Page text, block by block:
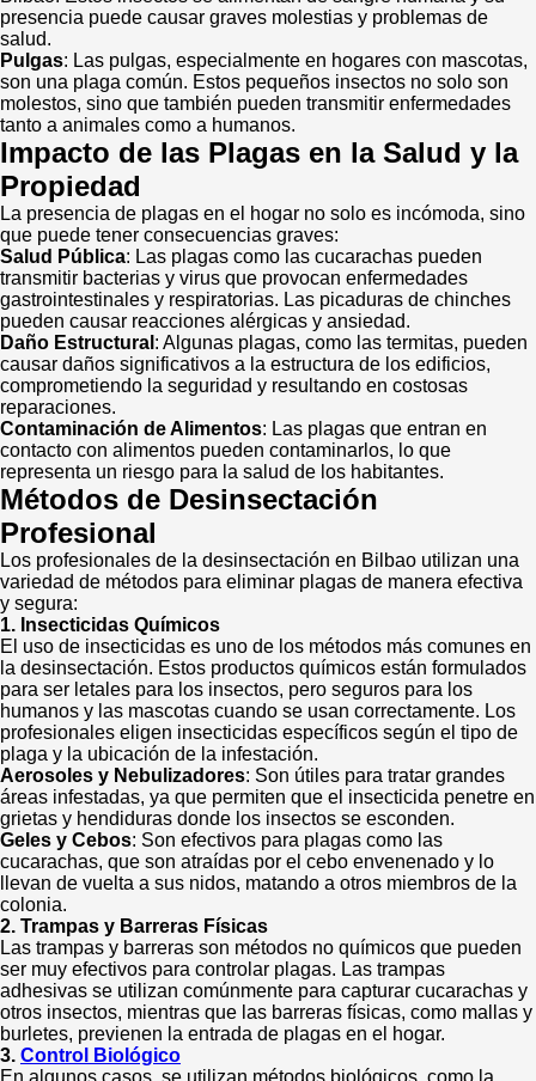
presencia puede causar graves molestias y problemas de
salud.
Pulgas: Las pulgas, especialmente en hogares con mascotas,
son una plaga común. Estos pequeños insectos no solo son
molestos, sino que también pueden transmitir enfermedades
tanto a animales como a humanos.
Impacto de las Plagas en la Salud y la
Propiedad
La presencia de plagas en el hogar no solo es incómoda, sino
que puede tener consecuencias graves:
Salud Pública: Las plagas como las cucarachas pueden
transmitir bacterias y virus que provocan enfermedades
gastrointestinales y respiratorias. Las picaduras de chinches
pueden causar reacciones alérgicas y ansiedad.
Daño Estructural : Algunas plagas, como las termitas, pueden
causar daños significativos a la estructura de los edificios,
comprometiendo la seguridad y resultando en costosas
reparaciones.
Contaminación de Alimentos: Las plagas que entran en
contacto con alimentos pueden contaminarlos, lo que
representa un riesgo para la salud de los habitantes.
Métodos de Desinsectación
Profesional
Los profesionales de la desinsectación en Bilbao utilizan una
variedad de métodos para eliminar plagas de manera efectiva
y segura:
1. Insecticidas Químicos
El uso de insecticidas es uno de los métodos más comunes en
la desinsectación. Estos productos químicos están formulados
para ser letales para los insectos, pero seguros para los
humanos y las mascotas cuando se usan correctamente. Los
profesionales eligen insecticidas específicos según el tipo de
plaga y la ubicación de la infestación.
Aerosoles y Nebulizadores: Son útiles para tratar grandes
áreas infestadas, ya que permiten que el insecticida penetre en
grietas y hendiduras donde los insectos se esconden.
Geles y Cebos: Son efectivos para plagas como las
cucarachas, que son atraídas por el cebo envenenado y lo
llevan de vuelta a sus nidos, matando a otros miembros de la
colonia.
2. Trampas y Barreras Físicas
Las trampas y barreras son métodos no químicos que pueden
ser muy efectivos para controlar plagas. Las trampas
adhesivas se utilizan comúnmente para capturar cucarachas y
otros insectos, mientras que las barreras físicas, como mallas y
burletes, previenen la entrada de plagas en el hogar.
3. Control Biológico
En algunos casos, se utilizan métodos biológicos, como la